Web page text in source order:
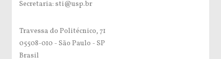
Secretaria: sti@usp.br
Travessa do Politécnico, 71
05508-010 - São Paulo - SP
Brasil